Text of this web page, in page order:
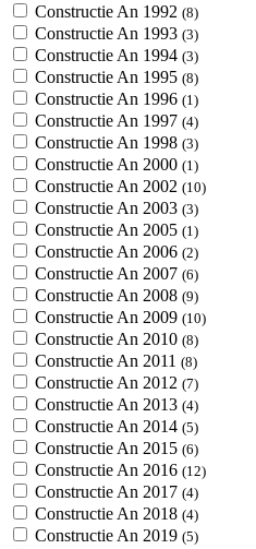
Constructie An 1992 (8)
Constructie An 1993 (3)
Constructie An 1994 (3)
Constructie An 1995 (8)
Constructie An 1996 (1)
Constructie An 1997 (4)
Constructie An 1998 (3)
Constructie An 2000 (1)
Constructie An 2002 (10)
Constructie An 2003 (3)
Constructie An 2005 (1)
Constructie An 2006 (2)
Constructie An 2007 (6)
Constructie An 2008 (9)
Constructie An 2009 (10)
Constructie An 2010 (8)
Constructie An 2011 (8)
Constructie An 2012 (7)
Constructie An 2013 (4)
Constructie An 2014 (5)
Constructie An 2015 (6)
Constructie An 2016 (12)
Constructie An 2017 (4)
Constructie An 2018 (4)
Constructie An 2019 (5)